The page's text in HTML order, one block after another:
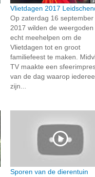
Vlietdagen 2017
Op zaterdag 16 september
2017 wilden de weergoden
echt meehelpen om de
Vlietdagen tot en groot
familiefeest te maken.
TV maakte een
van de dag waarop
zijn...
Sporen van de dierentuin